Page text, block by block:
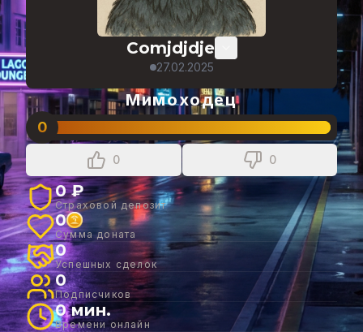
Comjdjdje
27.02.2025
Мимоходец
0
0 0
0 ₽
Страховой депозит
0
Сумма доната
0
Успешных сделок
0
Подписчиков
0 мин.
Времени онлайн